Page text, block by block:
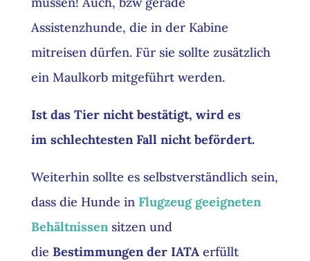
Assistenzhunde, die in der Kabine
mitreisen dürfen. Für sie sollte zusätzlich
ein Maulkorb mitgeführt werden.
Ist das Tier nicht bestätigt, wird es
im schlechtesten Fall nicht befördert.
Weiterhin sollte es selbstverständlich sein,
dass die Hunde in Flugzeug geeigneten
Behältnissen sitzen und
die Bestimmungen der IATA erfüllt